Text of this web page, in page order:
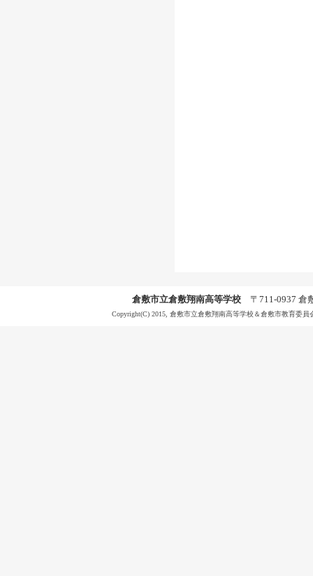
倉敷市立倉敷翔南高等学校 〒711-0937 倉
Copyright(C) 2015, 倉敷市立倉敷翔南高等学校＆倉敷市教育委